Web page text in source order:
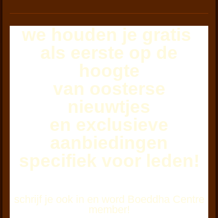
we houden je gratis
als eerste op de
hoogte
van oosterse
nieuwtjes
en exclusieve
aanbiedingen
specifiek voor leden!
schrijf je ook in en word Boeddha Centre
member!